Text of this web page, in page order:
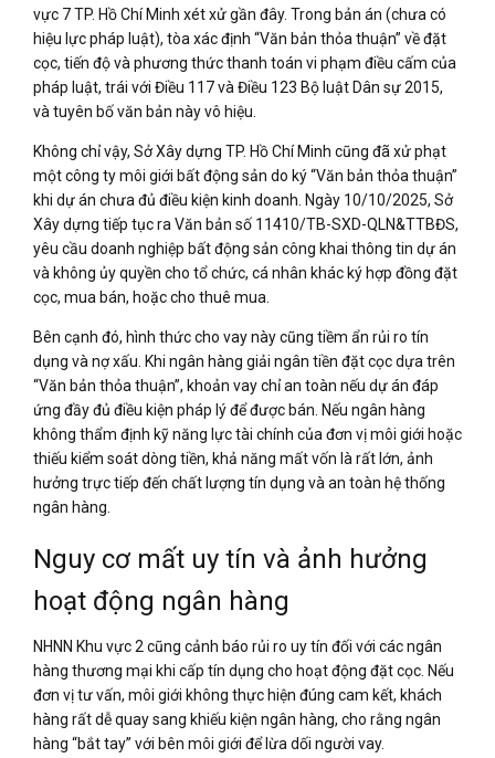
vực 7 TP. Hồ Chí Minh xét xử gần đây. Trong bản án (chưa có
hiệu lực pháp luật), tòa xác định “Văn bản thỏa thuận” về đặt
cọc, tiến độ và phương thức thanh toán vi phạm điều cấm của
pháp luật, trái với Điều 117 và Điều 123 Bộ luật Dân sự 2015,
và tuyên bố văn bản này vô hiệu.
Không chỉ vậy, Sở Xây dựng TP. Hồ Chí Minh cũng đã xử phạt
một công ty môi giới bất động sản do ký “Văn bản thỏa thuận”
khi dự án chưa đủ điều kiện kinh doanh. Ngày 10/10/2025, Sở
Xây dựng tiếp tục ra Văn bản số 11410/TB-SXD-QLN&TTBĐS,
yêu cầu doanh nghiệp bất động sản công khai thông tin dự án
và không ủy quyền cho tổ chức, cá nhân khác ký hợp đồng đặt
cọc, mua bán, hoặc cho thuê mua.
Bên cạnh đó, hình thức cho vay này cũng tiềm ẩn rủi ro tín
dụng và nợ xấu. Khi ngân hàng giải ngân tiền đặt cọc dựa trên
“Văn bản thỏa thuận”, khoản vay chỉ an toàn nếu dự án đáp
ứng đầy đủ điều kiện pháp lý để được bán. Nếu ngân hàng
không thẩm định kỹ năng lực tài chính của đơn vị môi giới hoặc
thiếu kiểm soát dòng tiền, khả năng mất vốn là rất lớn, ảnh
hưởng trực tiếp đến chất lượng tín dụng và an toàn hệ thống
ngân hàng.
Nguy cơ mất uy tín và ảnh hưởng
hoạt động ngân hàng
NHNN Khu vực 2 cũng cảnh báo rủi ro uy tín đối với các ngân
hàng thương mại khi cấp tín dụng cho hoạt động đặt cọc. Nếu
đơn vị tư vấn, môi giới không thực hiện đúng cam kết, khách
hàng rất dễ quay sang khiếu kiện ngân hàng, cho rằng ngân
hàng “bắt tay” với bên môi giới để lừa dối người vay.